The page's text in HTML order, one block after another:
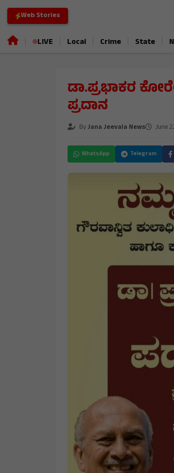
Web Stories
LIVE Local Crime State
ಡಾ.ಪ್ರಭಾಕರ
ಪ್ರದಾನ
ByJana Jeevala News June
WhatsApp Telegram